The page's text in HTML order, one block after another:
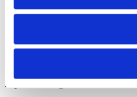
Industrial Application Software
Adres:Havaalanı Kavşağı EGS
E-posta: